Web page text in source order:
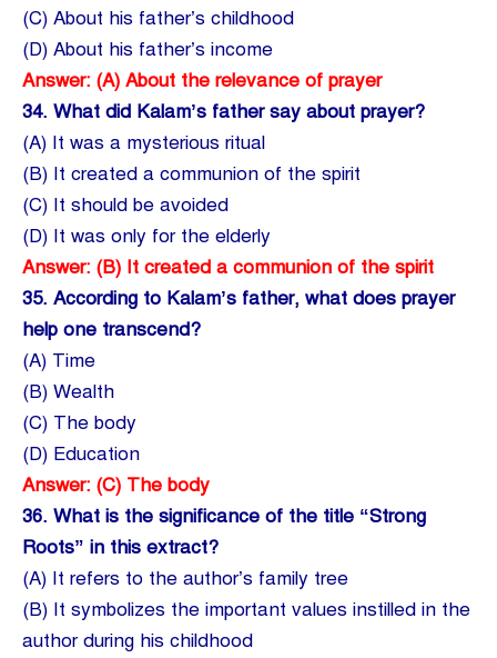
(C) About his father’s childhood
(D) About his father’s income
Answer: (A) About the relevance of prayer
34. What did Kalam’s father say about prayer?
(A) It was a mysterious ritual
(B) It created a communion of the spirit
(C) It should be avoided
(D) It was only for the elderly
Answer: (B) It created a communion of the spirit
35. According to Kalam’s father, what does prayer
help one transcend?
(A) Time
(B) Wealth
(C) The body
(D) Education
Answer: (C) The body
36. What is the significance of the title “Strong
Roots” in this extract?
(A) It refers to the author’s family tree
(B) It symbolizes the important values instilled in the
author during his childhood